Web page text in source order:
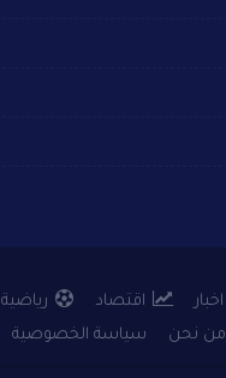
اخبار اقتصاد رياضية
من نحن سياسة الخصوصية